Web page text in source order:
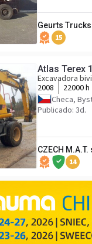
Geurts Trucks
15
Atlas Terex
Excavadora
2008
22000 h
Checa,
Publicado: 3d.
CZECH M.A.T.
14